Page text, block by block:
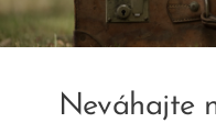
Neváhajte